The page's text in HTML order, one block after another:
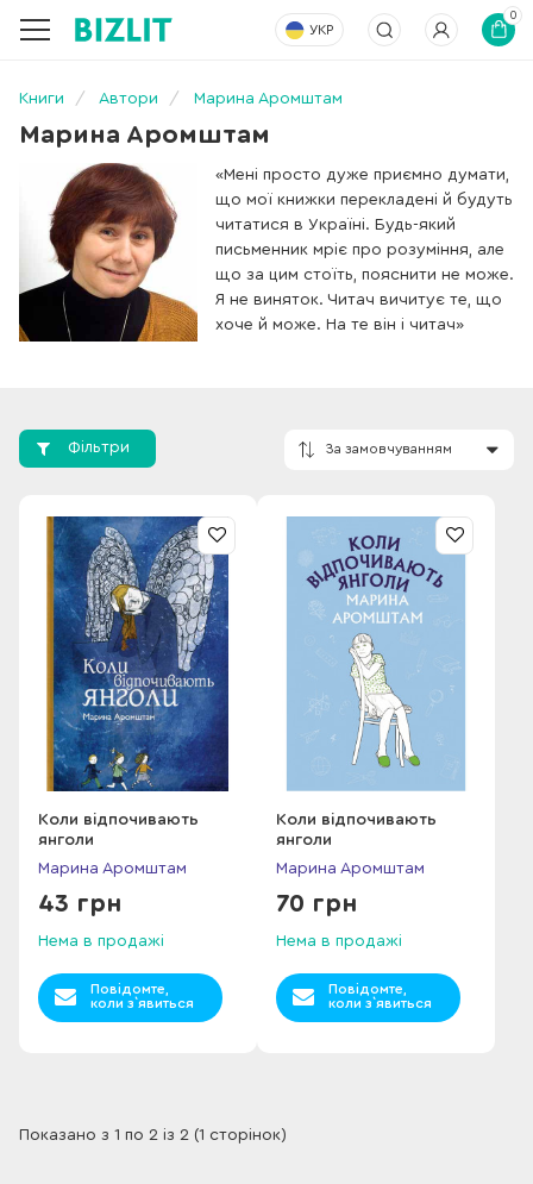
УКР
0
Книги Автори Марина Аромштам
Марина Аромштам
«Мені просто дуже приємно думати,
що мої книжки перекладені й будуть
читатися в Україні. Будь-який
письменник мріє про розуміння, але
що за цим стоїть, пояснити не може.
Я не виняток. Читач вичитує те, що
хоче й може. На те він і читач»
Фільтри
За
Коли відпочивають
янголи
Марина Аромштам
43 грн
Нема в продажі
Повідомте,
коли з`явиться
Коли відпочивають
янголи
Марина Аромштам
70 грн
Нема в продажі
Повідомте,
коли з`явиться
Показано з 1 по 2 із 2 (1 сторінок)